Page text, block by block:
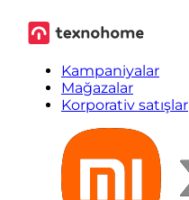
Kampaniyalar
Mağazalar
Korporativ satışlar